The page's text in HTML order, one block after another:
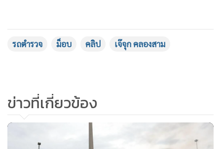
รถตำรวจ ม็อบ คลิป เจ๊จุก คลองสาม
ข่าวที่เกี่ยวข้อง